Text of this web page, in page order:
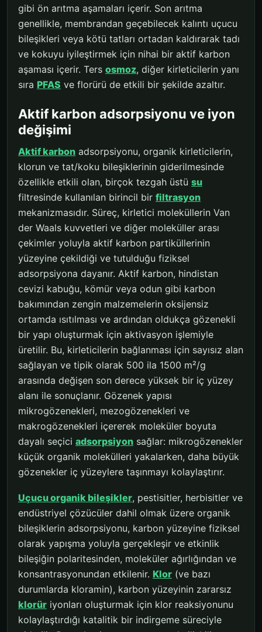
gibi ön arıtma aşamaları içerir. Son arıtma
genellikle, membrandan geçebilecek kalıntı uçucu
bileşikleri veya kötü tatları ortadan kaldırarak tadı
ve kokuyu iyileştirmek için nihai bir aktif karbon
aşaması içerir. Ters osmoz, diğer kirleticilerin yanı
sıra PFAS ve florürü de etkili bir şekilde azaltır.
Aktif karbon adsorpsiyonu ve iyon
değişimi
Aktif karbon adsorpsiyonu, organik kirleticilerin,
klorun ve tat/koku bileşiklerinin giderilmesinde
özellikle etkili olan, birçok tezgah üstü su
filtresinde kullanılan birincil bir filtrasyon
mekanizmasıdır. Süreç, kirletici moleküllerin Van
der Waals kuvvetleri ve diğer moleküller arası
çekimler yoluyla aktif karbon partiküllerinin
yüzeyine çekildiği ve tutulduğu fiziksel
adsorpsiyona dayanır. Aktif karbon, hindistan
cevizi kabuğu, kömür veya odun gibi karbon
bakımından zengin malzemelerin oksijensiz
ortamda ısıtılması ve ardından oldukça gözenekli
bir yapı oluşturmak için aktivasyon işlemiyle
üretilir. Bu, kirleticilerin bağlanması için sayısız alan
sağlayan ve tipik olarak 500 ila 1500 m²/g
arasında değişen son derece yüksek bir iç yüzey
alanı ile sonuçlanır. Gözenek yapısı
mikrogözenekleri, mezogözenekleri ve
makrogözenekleri içererek moleküler boyuta
dayalı seçici adsorpsiyon sağlar: mikrogözenekler
küçük organik molekülleri yakalarken, daha büyük
gözenekler iç yüzeylere taşınmayı kolaylaştırır.
Uçucu organik bileşikler, pestisitler, herbisitler ve
endüstriyel çözücüler dahil olmak üzere organik
bileşiklerin adsorpsiyonu, karbon yüzeyine fiziksel
olarak yapışma yoluyla gerçekleşir ve etkinlik
bileşiğin polaritesinden, moleküler ağırlığından ve
konsantrasyonundan etkilenir. Klor (ve bazı
durumlarda kloramin), karbon yüzeyinin zararsız
klorür iyonları oluşturmak için klor reaksiyonunu
kolaylaştırdığı katalitik bir indirgeme süreciyle